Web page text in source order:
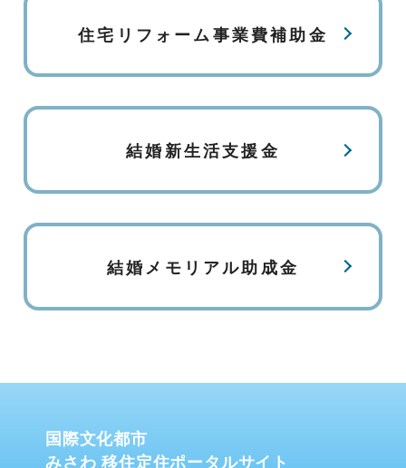
住宅リフォーム事業費補助金
結婚新生活支援金
結婚メモリアル助成金
国際文化都市
みさわ 移住定住ポータルサイト